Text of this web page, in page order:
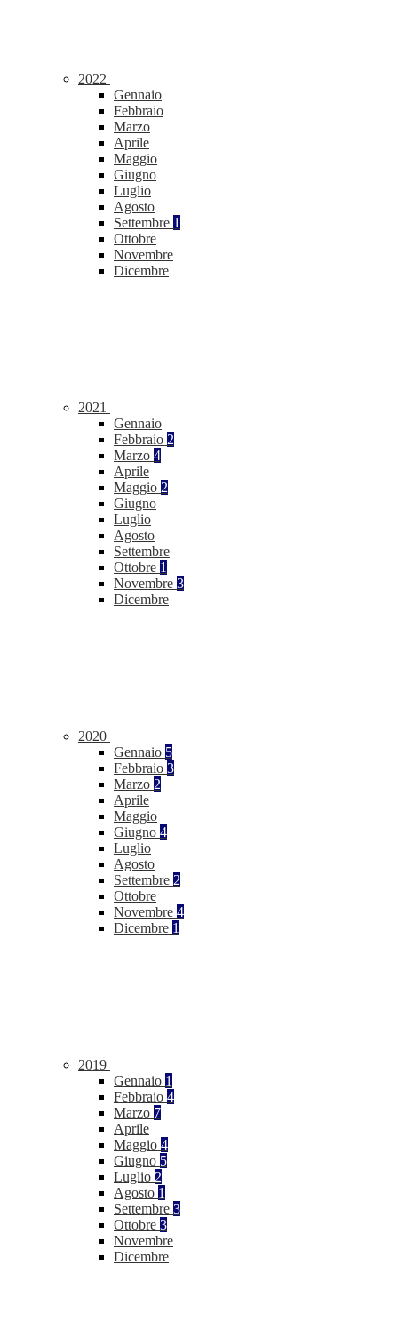
2022
Gennaio
Febbraio
Marzo
Aprile
Maggio
Giugno
Luglio
Agosto
Settembre 1
Ottobre
Novembre
Dicembre
2021
Gennaio
Febbraio 2
Marzo 4
Aprile
Maggio 2
Giugno
Luglio
Agosto
Settembre
Ottobre 1
Novembre 3
Dicembre
2020
Gennaio 5
Febbraio 3
Marzo 2
Aprile
Maggio
Giugno 4
Luglio
Agosto
Settembre 2
Ottobre
Novembre 4
Dicembre 1
2019
Gennaio 1
Febbraio 4
Marzo 7
Aprile
Maggio 4
Giugno 5
Luglio 2
Agosto 1
Settembre 3
Ottobre 3
Novembre
Dicembre